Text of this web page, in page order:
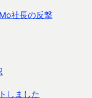
社長の反撃
しました